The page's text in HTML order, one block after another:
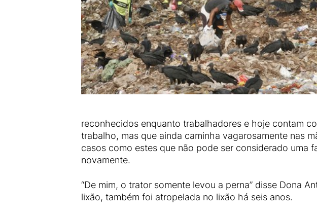
reconhecidos enquanto trabalhadores e hoje contam
trabalho, mas que ainda caminha vagarosamente nas
casos como estes que não pode ser considerado uma
novamente.
“De mim, o trator somente levou a perna” disse Dona
lixão, também foi atropelada no lixão há seis anos.